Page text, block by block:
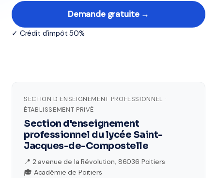
Demande gratuite →
✓ Crédit d'impôt 50%
SECTION D ENSEIGNEMENT PROFESSIONNEL ·
ÉTABLISSEMENT PRIVÉ
Section d'enseignement
professionnel du lycée Saint-
Jacques-de-Compostelle
📍 2 avenue de la Révolution, 86036 Poitiers
🎓 Académie de Poitiers